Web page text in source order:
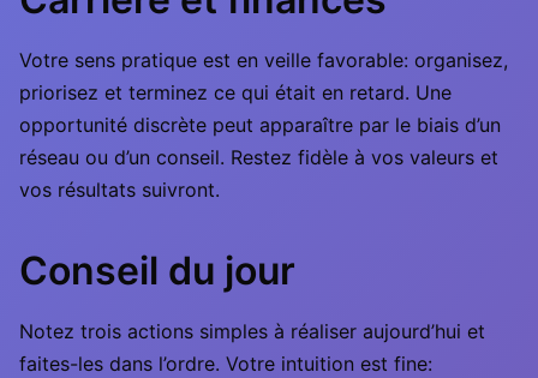
Votre sens pratique est en veille favorable: organisez,
priorisez et terminez ce qui était en retard. Une
opportunité discrète peut apparaître par le biais d’un
réseau ou d’un conseil. Restez fidèle à vos valeurs et
vos résultats suivront.
Conseil du jour
Notez trois actions simples à réaliser aujourd’hui et
faites-les dans l’ordre. Votre intuition est fine: